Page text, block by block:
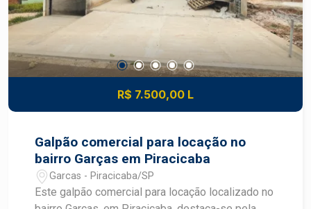
R$ 7.500,00 L
Galpão comercial para locação no
bairro Garças em Piracicaba
Garcas - Piracicaba/SP
Este galpão comercial para locação localizado no